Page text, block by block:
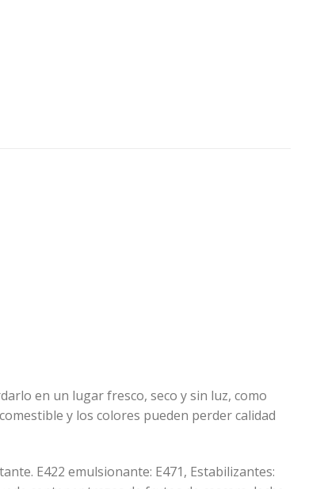
en un lugar fresco, seco y sin luz, como
y los colores pueden perder calidad
E422 emulsionante: E471, Estabilizantes: